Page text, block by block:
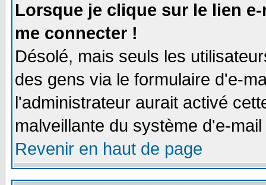
Lorsque je clique sur le lien
me connecter !
Désolé, mais seuls les
des gens via le formulaire d'e-
l'administrateur aurait activé
malveillante du système d'e-
Revenir en haut de page